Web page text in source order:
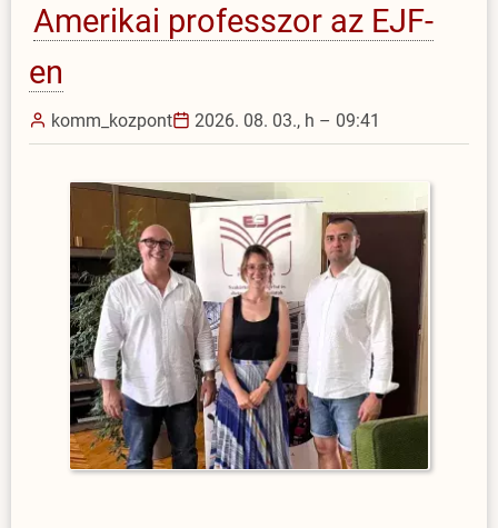
Amerikai professzor az EJF-
en
komm_kozpont 2026. 08. 03., h – 09:41